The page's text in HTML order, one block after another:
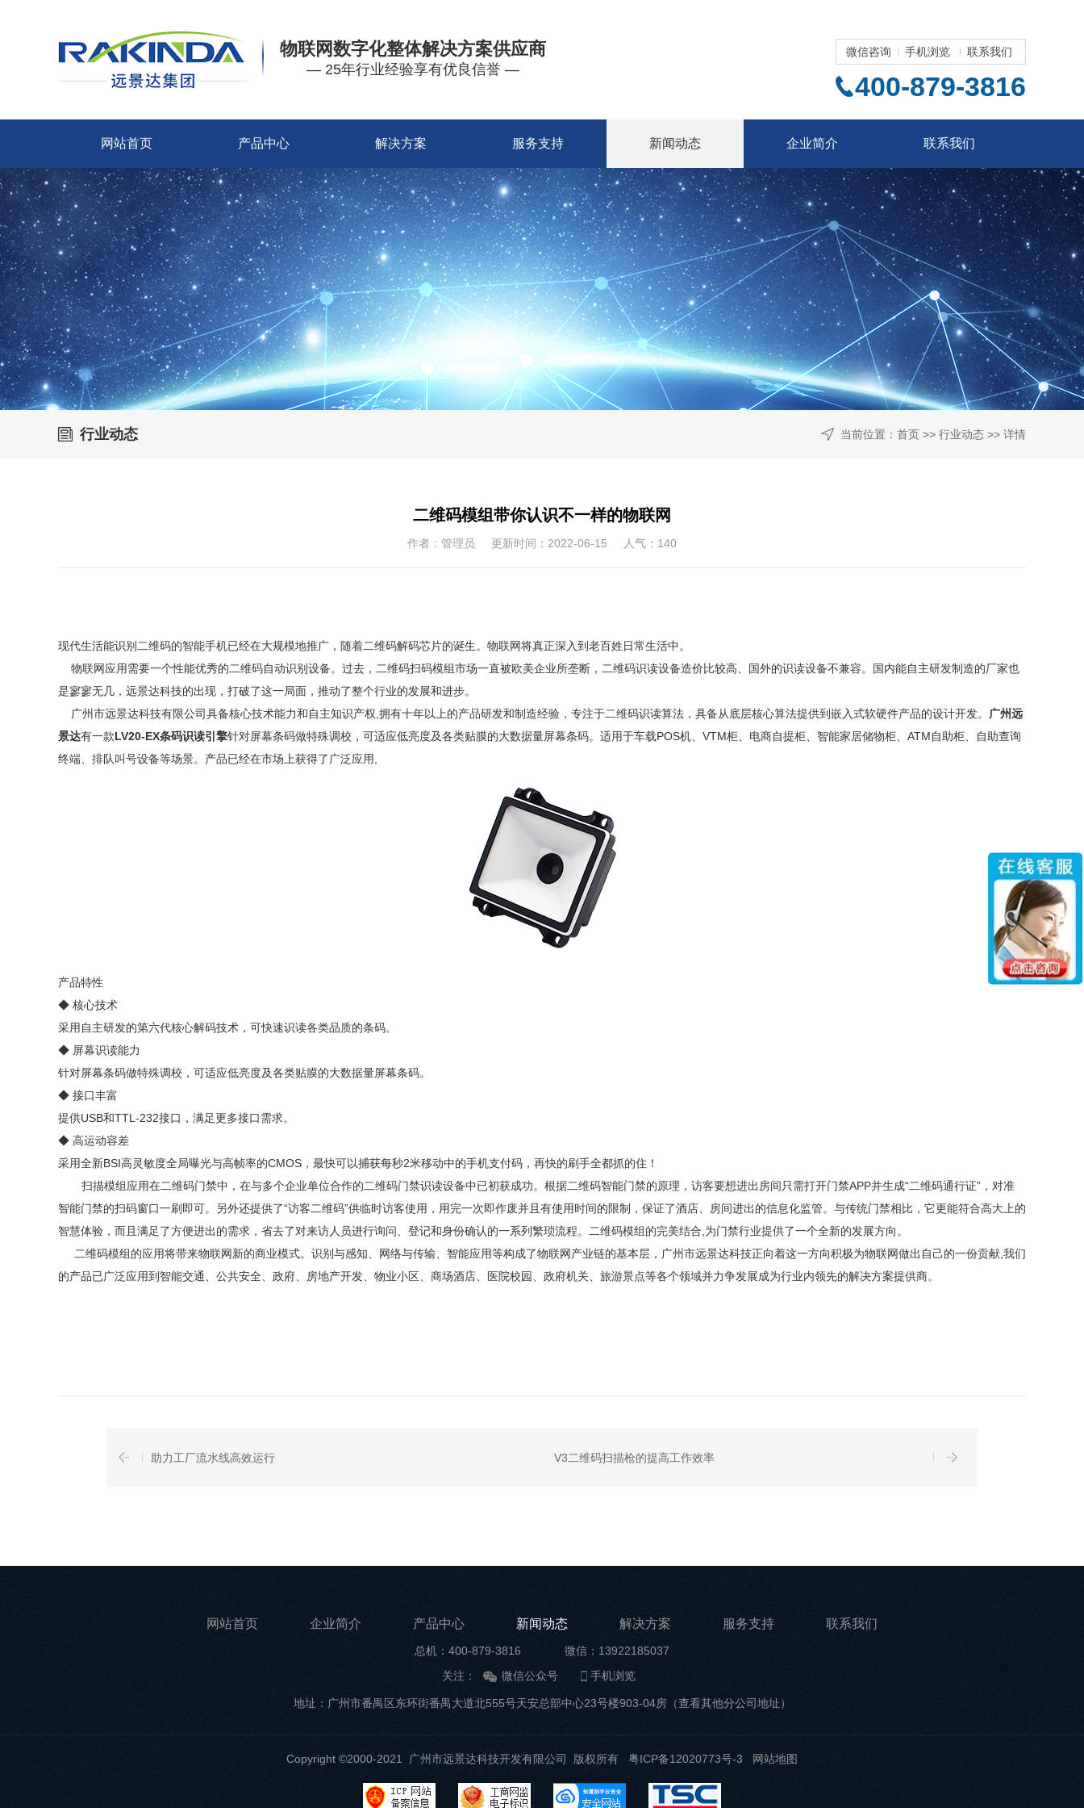
物联网数字化整体解决方案供应商
— 25年行业经验享有优良信誉 —
微信咨询 手机浏览 联系我们
400-879-3816
网站首页 产品中心 解决方案 服务支持 新闻动态 企业简介 联系我们
行业动态 当前位置： 首页 >> 行业动态 >> 详情
二维码模组带你认识不一样的物联网
作者：管理员 更新时间：2022-06-15 人气： 140
现代生活能识别二维码的智能手机已经在大规模地推广，随着二维码解码芯片的诞生。物联网将真正深入到老百姓日常生活中。
物联网应用需要一个性能优秀的二维码自动识别设备。过去，二维码扫码模组市场一直被欧美企业所垄断，二维码识读设备造价比较高、国外的识读设备不兼容。国内能自主研发制造的厂家也
是寥寥无几， 远景达科技的出现，打破了这一局面，推动了整个行业的发展和进步。
广州市远景达科技有限公司具备核心技术能力和自主知识产权 ,拥有十年以上的产品研发和制造经验，专注于二维码识读算法，具备从底层核心算法提供到嵌入式软硬件产品的设计开发。 广州远
景达有一款LV20-EX条码识读引擎针对屏幕条码做特殊调校，可适应低亮度及各类贴膜的大数据量屏幕条码。适用于车载POS机、VTM柜、电商自提柜、智能家居储物柜、ATM自助柜、自助查询
终端、排队叫号设备等场景。产品已经在市场上获得了广泛应用,
产品特性
◆ 核心技术
采用自主研发的第六代核心解码技术，可快速识读各类品质的条码。
◆ 屏幕识读能力
针对屏幕条码做特殊调校，可适应低亮度及各类贴膜的大数据量屏幕条码。
◆ 接口丰富
提供USB和TTL-232接口，满足更多接口需求。
◆ 高运动容差
采用全新BSI高灵敏度全局曝光与高帧率的CMOS，最快可以捕获每秒2米移动中的手机支付码，再快的刷手全都抓的住！
扫描模组应用在二维码门禁中，在与多个企业单位合作的二维码门禁识读设备中已初获成功。根据二维码智能门禁的原理，访客要想进出房间只需打开门禁APP并生成“二维码通行证”，对准
智能门禁的扫码窗口一刷即可。另外还提供了“访客二维码”供临时访客使用，用完一次即作废并且有使用时间的限制，保证了酒店、房间进出的信息化监管。与传统门禁相比，它更能符合高大上的
智慧体验，而且满足了方便进出的需求，省去了对来访人员进行询问、登记和身份确认的一系列繁琐流程。
二维码模组的完美结合 ,为门禁行业提供了一个全新的发展方向。
二维码模组的应用将带来物联网新的商业模式。识别与感知、网络与传输、智能应用等构成了物联网产业链的基本层， 广州市远景达科技正向着这一方向积极为物联网做出自己的一份贡献 ,我们
的产品已广泛应用到智能交通、公共安全、政府、房地产开发、物业小区、商场酒店、医院校园、政府机关、旅游景点等各个领域并力争发展成为行业内领先的解决方案提供商。
助力工厂流水线高效运行 V3二维码扫描枪的提高工作效率
网站首页 企业简介 产品中心 新闻动态 解决方案 服务支持 联系我们
总机：400-879-3816
微信：13922185037
关注：
微信公众号 手机浏览
地址：广州市番禺区东环街番禺大道北555号天安总部中心23号楼903-04房（查看其他分公司地址）
Copyright ©2000-2021 广州市远景达科技开发有限公司 版权所有 粤ICP备12020773号-3 网站地图